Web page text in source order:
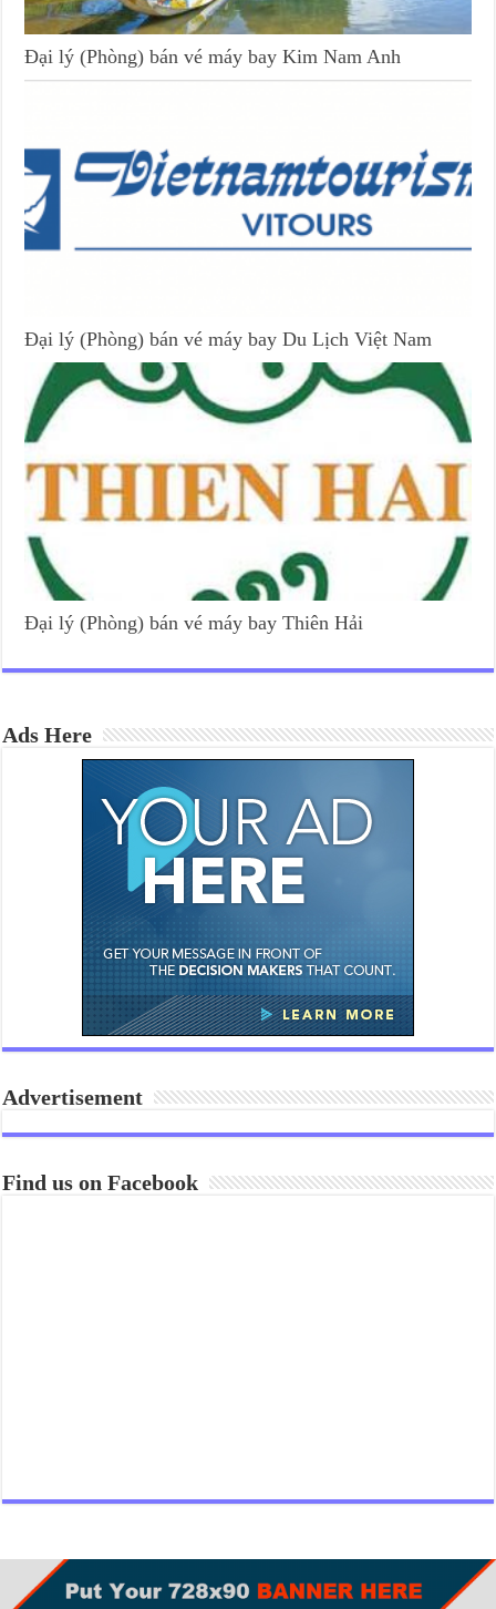
Đại lý (Phòng) bán vé máy bay Kim Nam Anh
Đại lý (Phòng) bán vé máy bay Du Lịch Việt Nam
Đại lý (Phòng) bán vé máy bay Thiên Hải
Ads Here
Advertisement
Find us on Facebook